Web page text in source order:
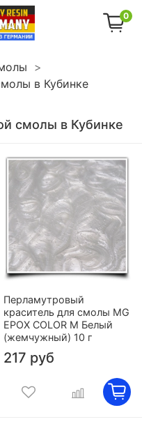
0
в Кубинке
смолы в Кубинке
Перламутровый
краситель для смолы MG
EPOX COLOR M Белый
(жемчужный) 10 г
217 руб